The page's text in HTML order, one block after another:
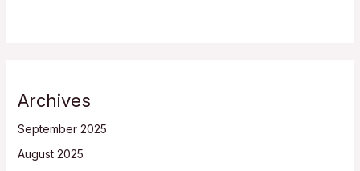
Archives
September 2025
August 2025